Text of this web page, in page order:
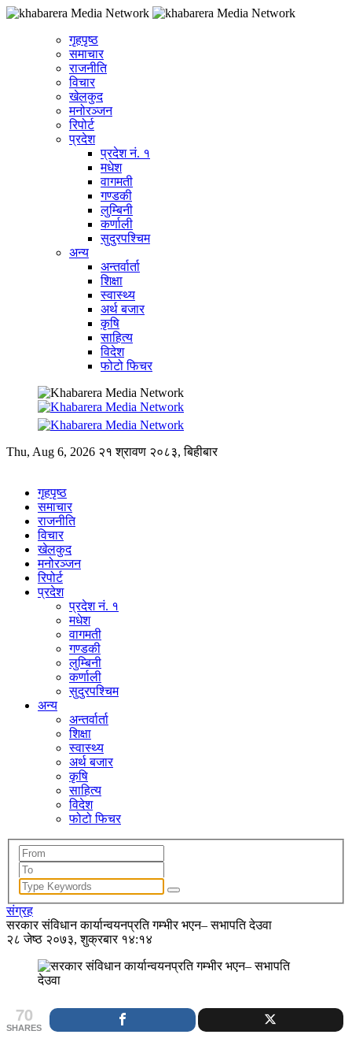
गृहपृष्ठ
समाचार
राजनीति
विचार
खेलकुद
मनोरञ्जन
रिपोर्ट
प्रदेश
प्रदेश नं. १
मधेश
वागमती
गण्डकी
लुम्बिनी
कर्णाली
सुदुरपश्चिम
अन्य
अन्तर्वार्ता
शिक्षा
स्वास्थ्य
अर्थ बजार
कृषि
साहित्य
विदेश
फोटो फिचर
Thu, Aug 6, 2026 २१ श्रावण २०८३, बिहीबार
गृहपृष्ठ
समाचार
राजनीति
विचार
खेलकुद
मनोरञ्जन
रिपोर्ट
प्रदेश
प्रदेश नं. १
मधेश
वागमती
गण्डकी
लुम्बिनी
कर्णाली
सुदुरपश्चिम
अन्य
अन्तर्वार्ता
शिक्षा
स्वास्थ्य
अर्थ बजार
कृषि
साहित्य
विदेश
फोटो फिचर
संग्रह
सरकार संविधान कार्यान्वयनप्रति गम्भीर भएन– सभापति देउवा
२८ जेष्ठ २०७३, शुक्रबार १४:१४
70
SHARES